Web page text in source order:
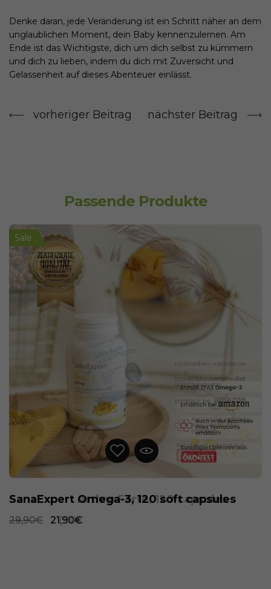
Denke daran, jede Veränderung ist ein Schritt näher an dem
unglaublichen Moment, dein Baby kennenzulernen. Am
Ende ist das Wichtigste, dich um dich selbst zu kümmern
und dich zu lieben, indem du dich mit Zuversicht und
Gelassenheit auf dieses Abenteuer einlässt.
vorheriger Beitrag nächster Beitrag
Passende Produkte
Sale
SanaExpert Omega-3, 120 soft capsules
29,90€ 21,90€